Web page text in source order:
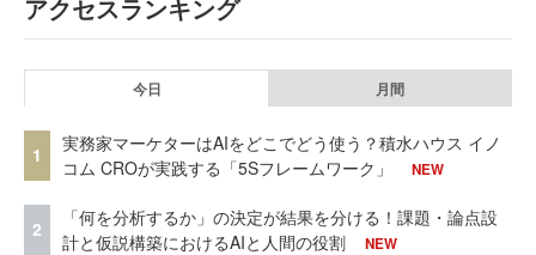
アクセスランキング
今日 月間
1
実務家マーケターはAIをどこでどう使う？積水ハウス イノ
コム CROが実践する「5Sフレームワーク」
NEW
2
「何を分析するか」の決定が結果を分ける！課題・論点設
計と仮説構築におけるAIと人間の役割
NEW